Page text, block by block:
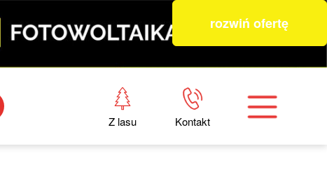
rozwiń ofertę
Z lasu Kontakt